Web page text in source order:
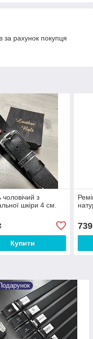
за рахунок покупця
чоловічий з
шкіри 4 см.
Купити
739